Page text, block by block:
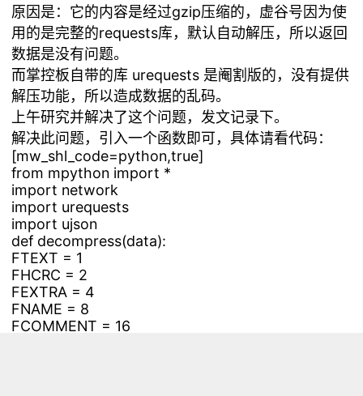
原因是：它的内容是经过gzip压缩的，虚谷号因为使
用的是完整的requests库，默认自动解压，所以返回
数据是没有问题。
而掌控板自带的库 urequests 是阉割版的，没有提供
解压功能，所以造成数据的乱码。
上午研究并解决了这个问题，发文记录下。
解决此问题，引入一个函数即可，具体请看代码：
[mw_shl_code=python,true]
from mpython import *
import network
import urequests
import ujson
def decompress(data):
FTEXT = 1
FHCRC = 2
FEXTRA = 4
FNAME = 8
FCOMMENT = 16